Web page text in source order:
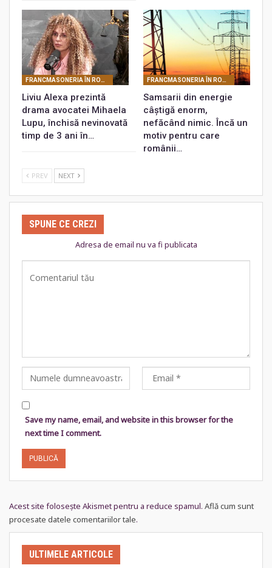
FRANCMASONERIA ÎN ROMÂNIA
Liviu Alexa prezintă
drama avocatei Mihaela
Lupu, închisă nevinovată
timp de 3 ani în…
FRANCMASONERIA ÎN ROMÂNIA
Samsarii din energie
câștigă enorm,
nefăcând nimic. Încă un
motiv pentru care
românii…
PREV NEXT
SPUNE CE CREZI
Adresa de email nu va fi publicata
Save my name, email, and website in this browser for the
next time I comment.
Acest site folosește Akismet pentru a reduce spamul. Află cum sunt
procesate datele comentariilor tale.
ULTIMELE ARTICOLE